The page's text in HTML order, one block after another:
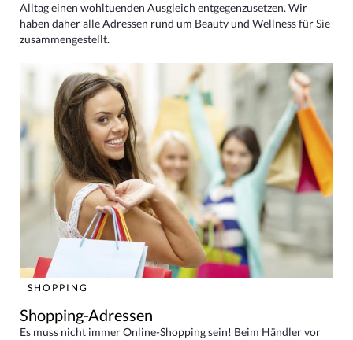
Alltag einen wohltuenden Ausgleich entgegenzusetzen. Wir
haben daher alle Adressen rund um Beauty und Wellness für Sie
zusammengestellt.
SHOPPING
Shopping-Adressen
Es muss nicht immer Online-Shopping sein! Beim Händler vor